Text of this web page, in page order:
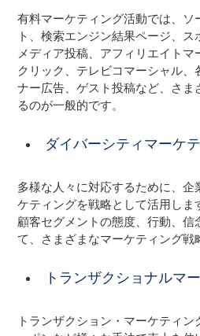
有料マーケティング活動では、ソ
ト、検索エンジン結果ページ、
メディア投稿、アフィリエイトマ
クリック、テレビコマーシャル
ナー広告、ゲスト投稿など、さま
るのが一般的です。
ダイバーシティマーケ
多様な人々に対応するために、企
ケティングを戦略として活用しま
顧客セグメントの態度、行動、信
て、さまざまなマーケティング戦
トランザクショナルマ
トランザクション・マーケティ